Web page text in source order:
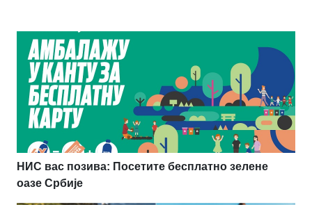
НИС вас позива: Посетите бесплатно зелене
оазе Србије